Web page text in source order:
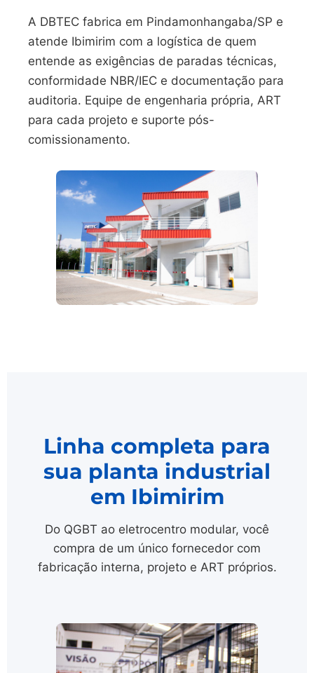
A DBTEC fabrica em Pindamonhangaba/SP e
atende Ibimirim com a logística de quem
entende as exigências de paradas técnicas,
conformidade NBR/IEC e documentação para
auditoria. Equipe de engenharia própria, ART
para cada projeto e suporte pós-
comissionamento.
Linha completa para
sua planta industrial
em Ibimirim
Do QGBT ao eletrocentro modular, você
compra de um único fornecedor com
fabricação interna, projeto e ART próprios.